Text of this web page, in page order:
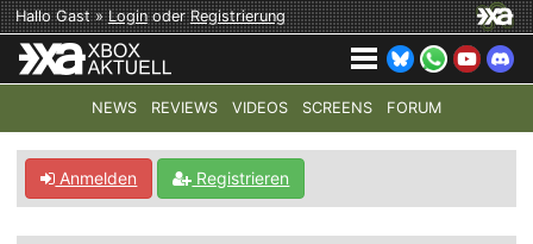
Hallo Gast »LoginoderRegistrierung
NEWS REVIEWS VIDEOS SCREENS FORUM
TOP-THEMEN: COD: MODERN WARFARE 4 HALO:
Anmelden Registrieren